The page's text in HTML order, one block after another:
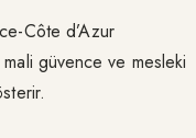
Côte d’Azur
güvence ve mesleki